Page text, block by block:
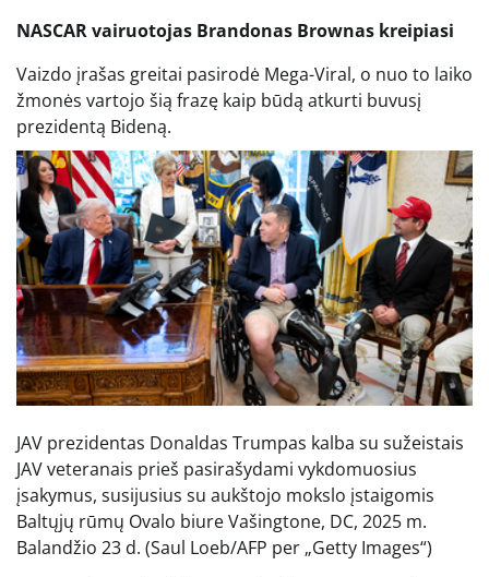
NASCAR vairuotojas Brandonas Brownas kreipiasi
Vaizdo įrašas greitai pasirodė Mega-Viral, o nuo to laiko
žmonės vartojo šią frazę kaip būdą atkurti buvusį
prezidentą Bideną.
JAV prezidentas Donaldas Trumpas kalba su sužeistais
JAV veteranais prieš pasirašydami vykdomuosius
įsakymus, susijusius su aukštojo mokslo įstaigomis
Baltųjų rūmų Ovalo biure Vašingtone, DC, 2025 m.
Balandžio 23 d. (Saul Loeb/AFP per „Getty Images“)